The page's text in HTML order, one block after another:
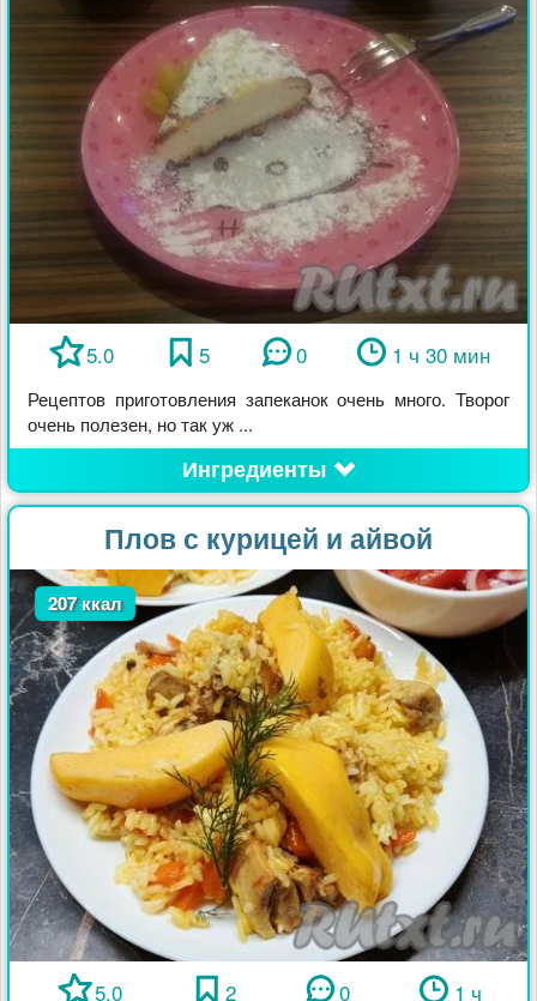
5.0 5 0 1 ч 30 мин
Рецептов приготовления запеканок очень много. Творог
очень полезен, но так уж ...
Ингредиенты
Плов с курицей и айвой
207 ккал
5.0 2 0 1 ч